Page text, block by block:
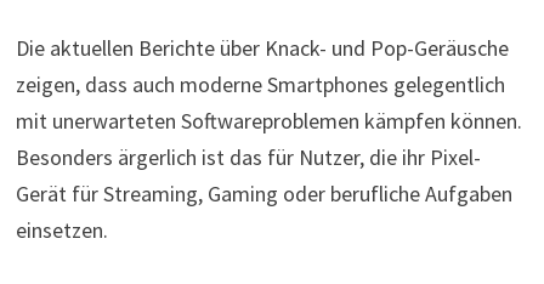
Die aktuellen Berichte über Knack- und Pop-Geräusche
zeigen, dass auch moderne Smartphones gelegentlich
mit unerwarteten Softwareproblemen kämpfen können.
Besonders ärgerlich ist das für Nutzer, die ihr Pixel-
Gerät für Streaming, Gaming oder berufliche Aufgaben
einsetzen.